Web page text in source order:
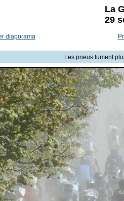
La
29
diaporama
Les pneus fument